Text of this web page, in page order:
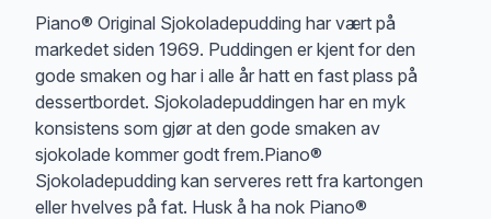
Produktbeskrivelse
Piano® Original Sjokoladepudding har vært på
markedet siden 1969. Puddingen er kjent for den
gode smaken og har i alle år hatt en fast plass på
dessertbordet. Sjokoladepuddingen har en myk
konsistens som gjør at den gode smaken av
sjokolade kommer godt frem.Piano®
Sjokoladepudding kan serveres rett fra kartongen
eller hvelves på fat. Husk å ha nok Piano®